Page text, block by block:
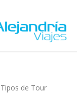
Tipos de Tour